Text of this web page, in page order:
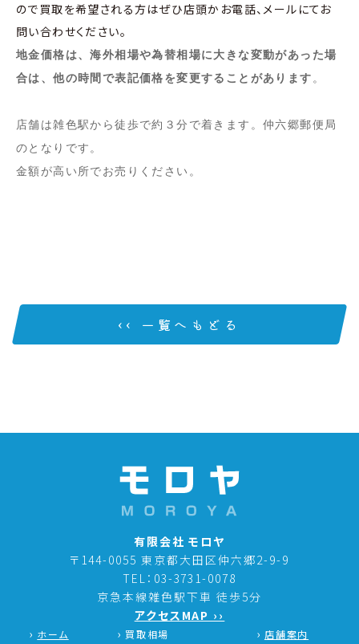
ので買取を希望される方はぜひ店頭かお電話、メールにてお
問い合わせください。
地金価格は、海外相場や為替相場に大きな変動があった場
合は、他の時間で表記価格を変更することがあります。
店舗は雑色駅から徒歩で約３分で着きます。仲六郷郵便局
のとなりです。
金額が高い所でお売りください。
‹‹ 一覧へもどる
有限会社 モロヤ
〒144-0055 東京都大田区仲六郷2-9-9
TEL：03-3731-0078
京急本線雑色駅下車 徒歩5分
アクセスMAP ››
ホーム 買取相場 店舗案内